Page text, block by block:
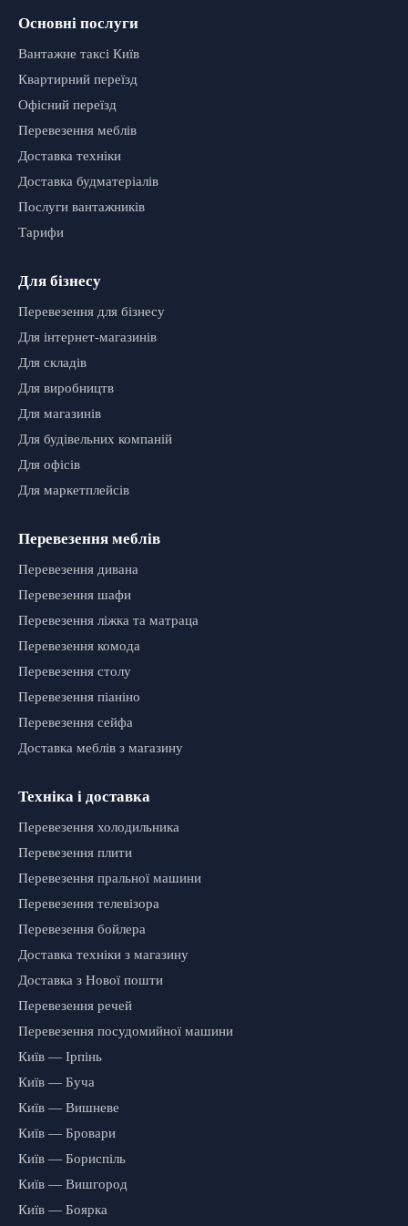
Основні послуги
Вантажне таксі Київ
Квартирний переїзд
Офісний переїзд
Перевезення меблів
Доставка техніки
Доставка будматеріалів
Послуги вантажників
Тарифи
Для бізнесу
Перевезення для бізнесу
Для інтернет-магазинів
Для складів
Для виробництв
Для магазинів
Для будівельних компаній
Для офісів
Для маркетплейсів
Перевезення меблів
Перевезення дивана
Перевезення шафи
Перевезення ліжка та матраца
Перевезення комода
Перевезення столу
Перевезення піаніно
Перевезення сейфа
Доставка меблів з магазину
Техніка і доставка
Перевезення холодильника
Перевезення плити
Перевезення пральної машини
Перевезення телевізора
Перевезення бойлера
Доставка техніки з магазину
Доставка з Нової пошти
Перевезення речей
Перевезення посудомийної машини
Київ — Ірпінь
Київ — Буча
Київ — Вишневе
Київ — Бровари
Київ — Бориспіль
Київ — Вишгород
Київ — Боярка